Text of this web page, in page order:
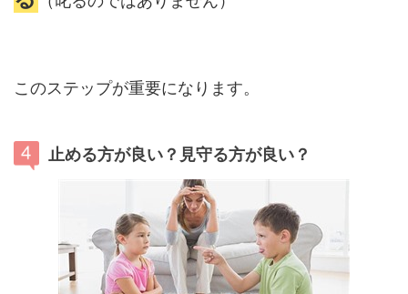
このステップが重要になります。
止める方が良い？見守る方が良い？